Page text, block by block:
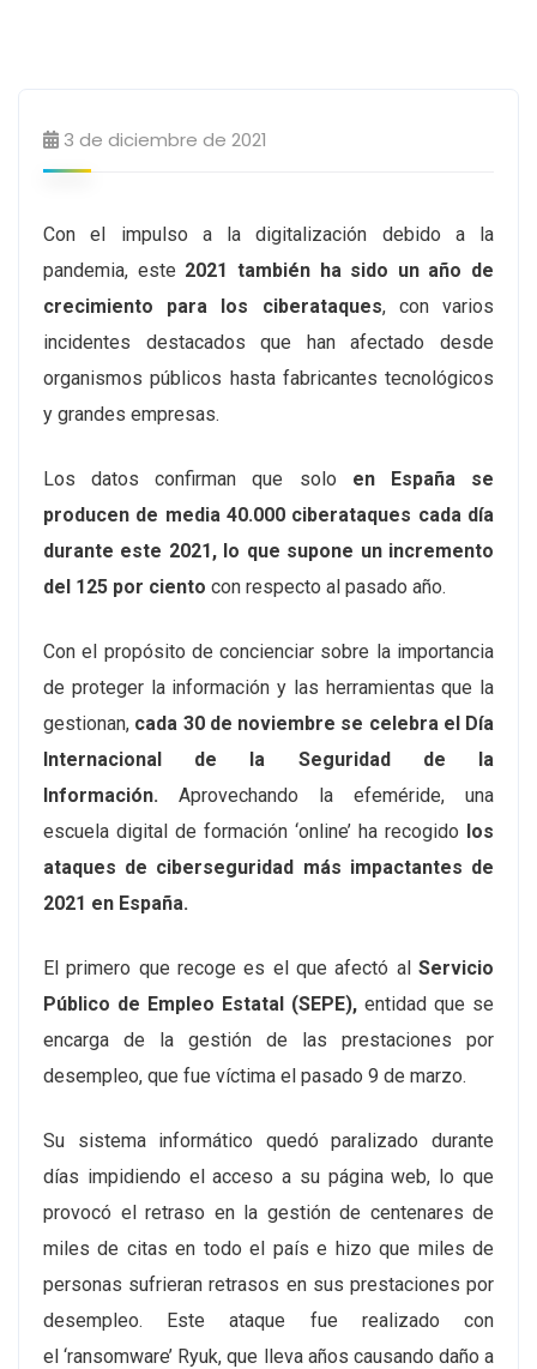
3 de diciembre de 2021
Con el impulso a la digitalización debido a la
pandemia, este 2021 también ha sido un año de
crecimiento para los ciberataques, con varios
incidentes destacados que han afectado desde
organismos públicos hasta fabricantes tecnológicos
y grandes empresas.
Los datos confirman que solo en España se
producen de media 40.000 ciberataques cada día
durante este 2021, lo que supone un incremento
del 125 por ciento con respecto al pasado año.
Con el propósito de concienciar sobre la importancia
de proteger la información y las herramientas que la
gestionan, cada 30 de noviembre se celebra el Día
Internacional de la Seguridad de la
Información. Aprovechando la efeméride, una
escuela digital de formación ‘online’ ha recogido los
ataques de ciberseguridad más impactantes de
2021 en España.
El primero que recoge es el que afectó al Servicio
Público de Empleo Estatal (SEPE), entidad que se
encarga de la gestión de las prestaciones por
desempleo, que fue víctima el pasado 9 de marzo.
Su sistema informático quedó paralizado durante
días impidiendo el acceso a su página web, lo que
provocó el retraso en la gestión de centenares de
miles de citas en todo el país e hizo que miles de
personas sufrieran retrasos en sus prestaciones por
desempleo. Este ataque fue realizado con
el ‘ransomware’ Ryuk, que lleva años causando daño a